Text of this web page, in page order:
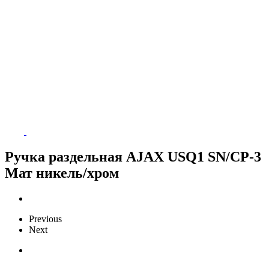
Ручка раздельная AJAX USQ1 SN/CP-3
Мат никель/хром
Previous
Next